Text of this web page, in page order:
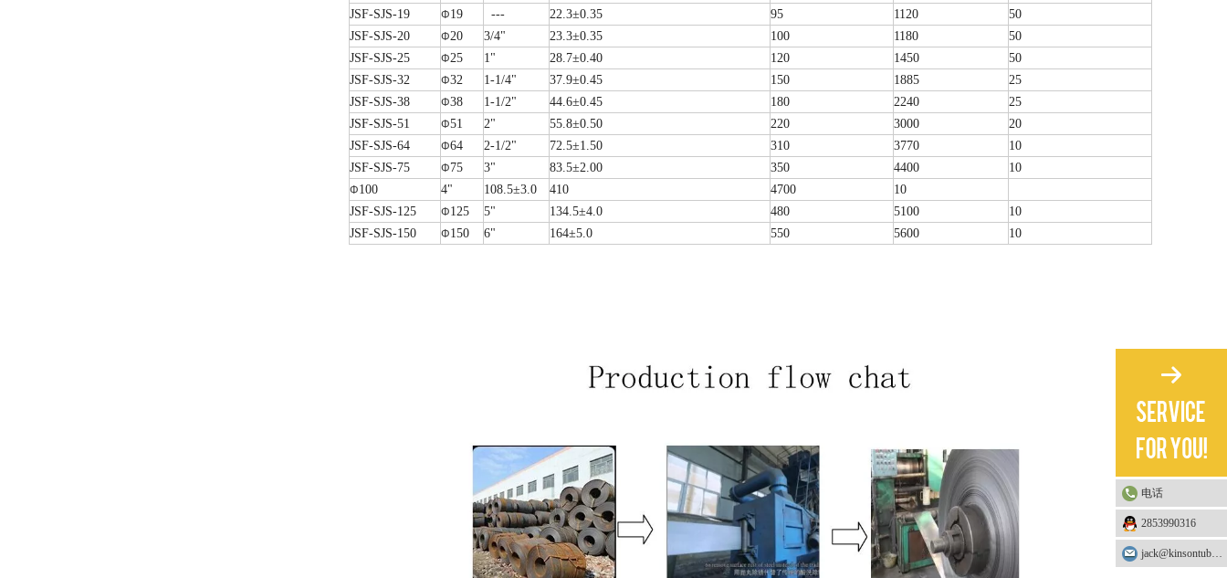
JSF-SJS-19
Φ19 --- 22.3±0.35 95 1120
50
JSF-SJS-20
Φ20 3/4" 23.3±0.35 100 1180
50
JSF-SJS-25
Φ25 1" 28.7±0.40 120 1450
50
JSF-SJS-32
Φ32 1-1/4" 37.9±0.45 150 1885
25
JSF-SJS-38
Φ38 1-1/2" 44.6±0.45 180 2240
25
JSF-SJS-51
Φ51 2" 55.8±0.50 220 3000
20
JSF-SJS-64
Φ64 2-1/2" 72.5±1.50 310 3770
10
JSF-SJS-75
Φ75 3" 83.5±2.00 350 4400 10
Φ100 4" 108.5±3.0 410 4700
10
JSF-SJS-125
Φ125 5" 134.5±4.0 480 5100
10
JSF-SJS-150
Φ150 6" 164±5.0 550 5600 10
电话
2853990316